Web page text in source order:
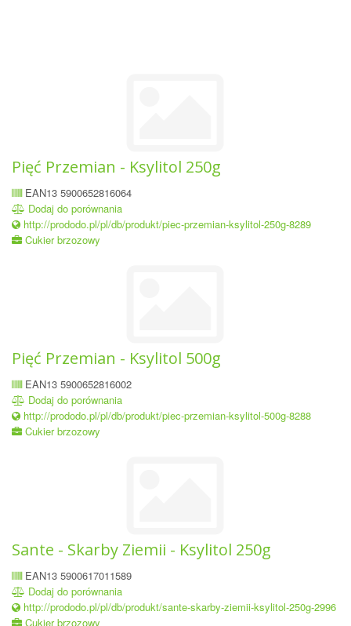
Pięć Przemian - Ksylitol 250g
EAN13 5900652816064
Dodaj do porównania
http://prododo.pl/pl/db/produkt/piec-przemian-ksylitol-250g-8289
Cukier brzozowy
Pięć Przemian - Ksylitol 500g
EAN13 5900652816002
Dodaj do porównania
http://prododo.pl/pl/db/produkt/piec-przemian-ksylitol-500g-8288
Cukier brzozowy
Sante - Skarby Ziemii - Ksylitol 250g
EAN13 5900617011589
Dodaj do porównania
http://prododo.pl/pl/db/produkt/sante-skarby-ziemii-ksylitol-250g-2996
Cukier brzozowy